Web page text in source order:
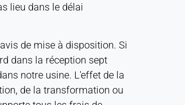
lieu dans le délai
de mise à disposition. Si
dans la réception sept
notre usine. L'effet de la
de la transformation ou